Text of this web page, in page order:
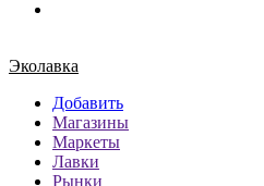
Эколавка
Добавить
Магазины
Маркеты
Лавки
Рынки